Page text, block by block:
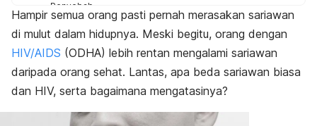
Penyebab
Cara mengatasi
Cara mencegah
Sariawan bisa menularkan HIV?
Hampir semua orang pasti pernah merasakan sariawan
di mulut dalam hidupnya. Meski begitu, orang dengan
HIV/AIDS (ODHA) lebih rentan mengalami sariawan
daripada orang sehat. Lantas, apa beda sariawan biasa
dan HIV, serta bagaimana mengatasinya?